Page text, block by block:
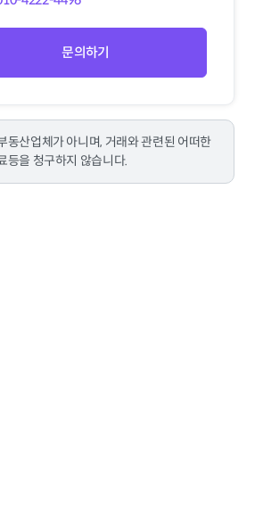
문의하기
동산업체가 아니며, 거래와 관련된 어떠한
등을 청구하지 않습니다.